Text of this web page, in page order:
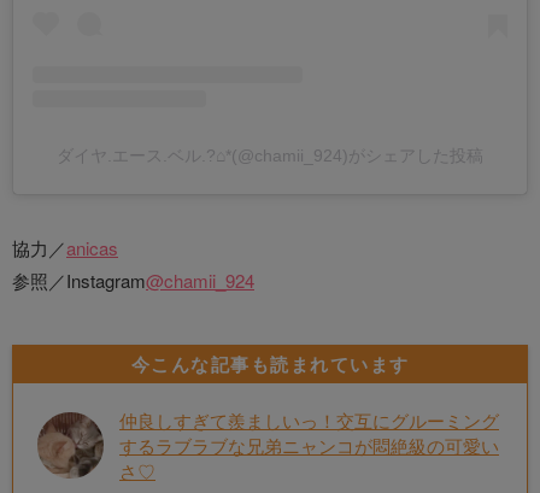
ダイヤ.エース.ベル.?⌂*(@chamii_924)がシェアした投稿
協力／anicas
参照／Instagram@chamii_924
今こんな記事も読まれています
仲良しすぎて羨ましいっ！交互にグルーミング
するラブラブな兄弟ニャンコが悶絶級の可愛い
さ♡